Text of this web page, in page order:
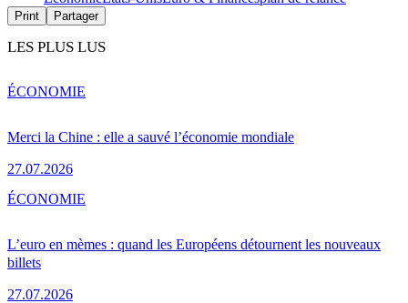
Print Partager
LES PLUS LUS
Merci la Chine : elle a sauvé l’économie mondiale
27.07.2026
ÉCONOMIE
L’euro en mèmes : quand les Européens détournent les nouveaux
billets
27.07.2026
ÉCONOMIE